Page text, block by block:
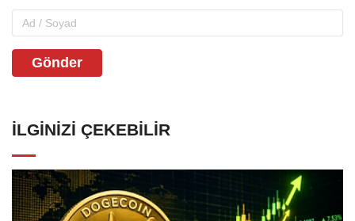
Gönder
İLGINIZI ÇEKEBILIR